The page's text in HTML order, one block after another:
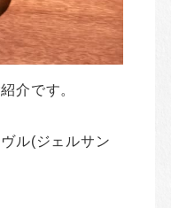
介です。
ル(ジェルサン